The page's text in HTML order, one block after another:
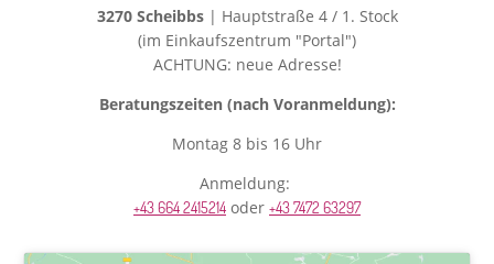
3270 Scheibbs | Hauptstraße 4 / 1. Stock
(im Einkaufszentrum "Portal")
ACHTUNG: neue Adresse!
Beratungszeiten (nach Voranmeldung):
Montag 8 bis 16 Uhr
Anmeldung:
+43 664 2415214 oder +43 7472 63297